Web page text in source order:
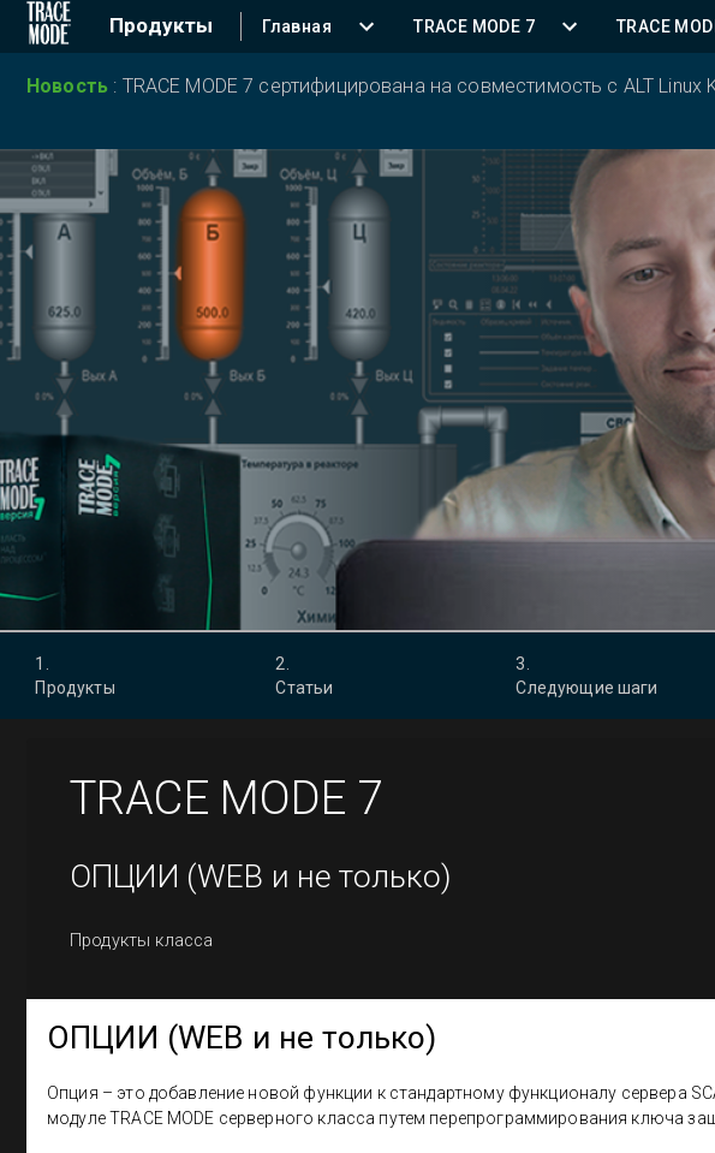
Продукты Главная TRACE MODE 7 TRACE
Новость : TRACE MODE 7 сертифицирована на совместимость с ALT Linux
1
Продукты
2
Статьи
3
Следующие шаги
TRACE MODE 7
ОПЦИИ (WEB и не только)
Продукты класса
ОПЦИИ (WEB и не только)
Опция – это добавление новой функции к стандартному функционалу сервера
модуле TRACE MODE серверного класса путем перепрограммирования ключа